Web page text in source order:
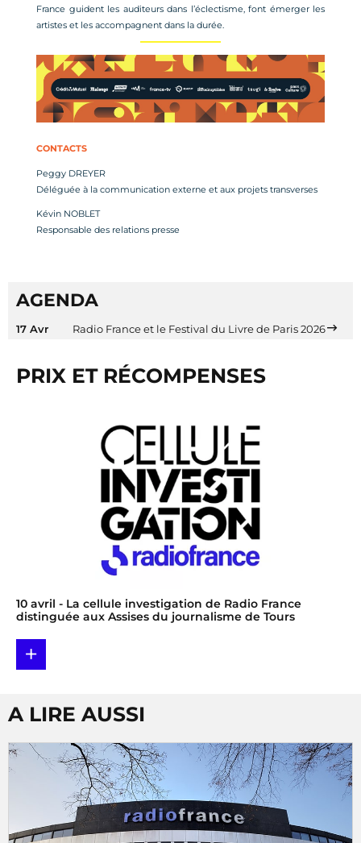
France guident les auditeurs dans l’éclectisme, font émerger les
artistes et les accompagnent dans la durée.
CONTACTS
Peggy DREYER
Déléguée à la communication externe et aux projets transverses
Kévin NOBLET
Responsable des relations presse
AGENDA
17 Avr Radio France et le Festival du Livre de Paris 2026
PRIX ET RÉCOMPENSES
10 avril - La cellule investigation de Radio France
distinguée aux Assises du journalisme de Tours
+
A LIRE AUSSI